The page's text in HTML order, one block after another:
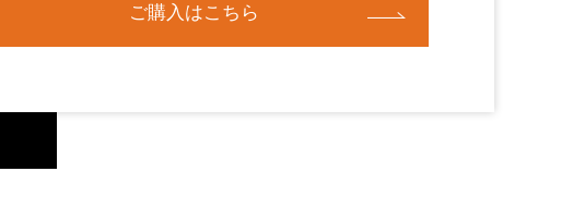
ご購入はこちら